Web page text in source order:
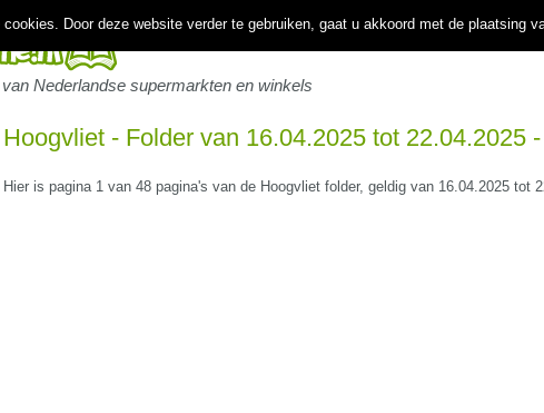
Nederlandse supermarkten en winkels
Hoogvliet - Folder van 16.04.2025 tot 22.04.2025
Hier is pagina 1 van 48 pagina's van de Hoogvliet folder, geldig van 16.04.2025 tot
Door deze website verder te gebruiken, gaat u akkoord met de plaatsing